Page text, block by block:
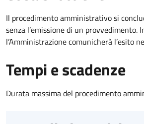
Il procedimento amministrativo si
senza l’emissione di un provvedimento.
l’Amministrazione comunicherà l’esito
Tempi e scadenze
Durata massima del procedimento